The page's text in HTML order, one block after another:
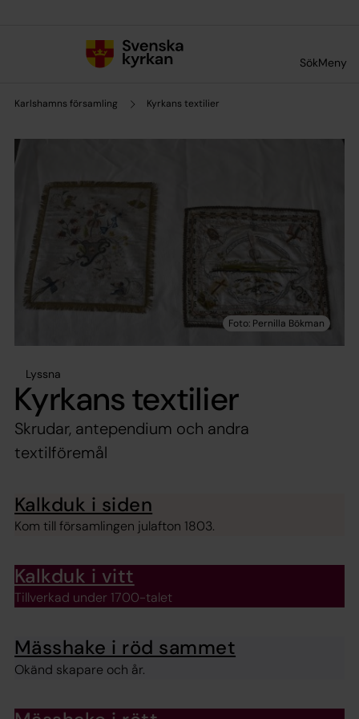
SökMeny
Karlshamns församling Kyrkans textilier
Lyssna
Kyrkans textilier
Skrudar, antependium och andra
textilföremål
Kalkduk i siden
Kom till församlingen julafton 1803.
Kalkduk i vitt
Tillverkad under 1700-talet
Mässhake i röd sammet
Okänd skapare och år.